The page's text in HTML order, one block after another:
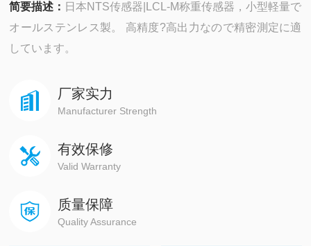
简要描述： 日本NTS传感器|LCL-M称重传感器，小型軽量で
オールステンレス製。 高精度?高出力なので精密測定に適
しています。
厂家实力
Manufacturer Strength
有效保修
Valid Warranty
质量保障
Quality Assurance